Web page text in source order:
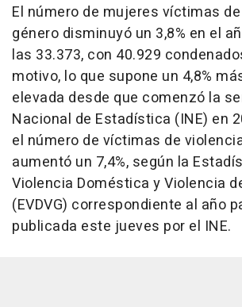
El número de mujeres víctimas
género disminuyó un 3,8% en el
las 33.373, con 40.929
motivo, lo que supone un 4,8%
elevada desde que comenzó la
Nacional de Estadística (INE) en
el número de víctimas de
aumentó un 7,4%, según la
Violencia Doméstica y Violencia
(EVDVG) correspondiente al año
publicada este jueves por el INE.